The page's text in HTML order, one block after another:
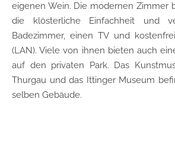
eigenen Wein. Die modernen Zimmer
die klösterliche Einfachheit und
Badezimmer, einen TV und
(LAN). Viele von ihnen bieten auch
auf den privaten Park. Das
Thurgau und das Ittinger Museum
selben Gebäude.